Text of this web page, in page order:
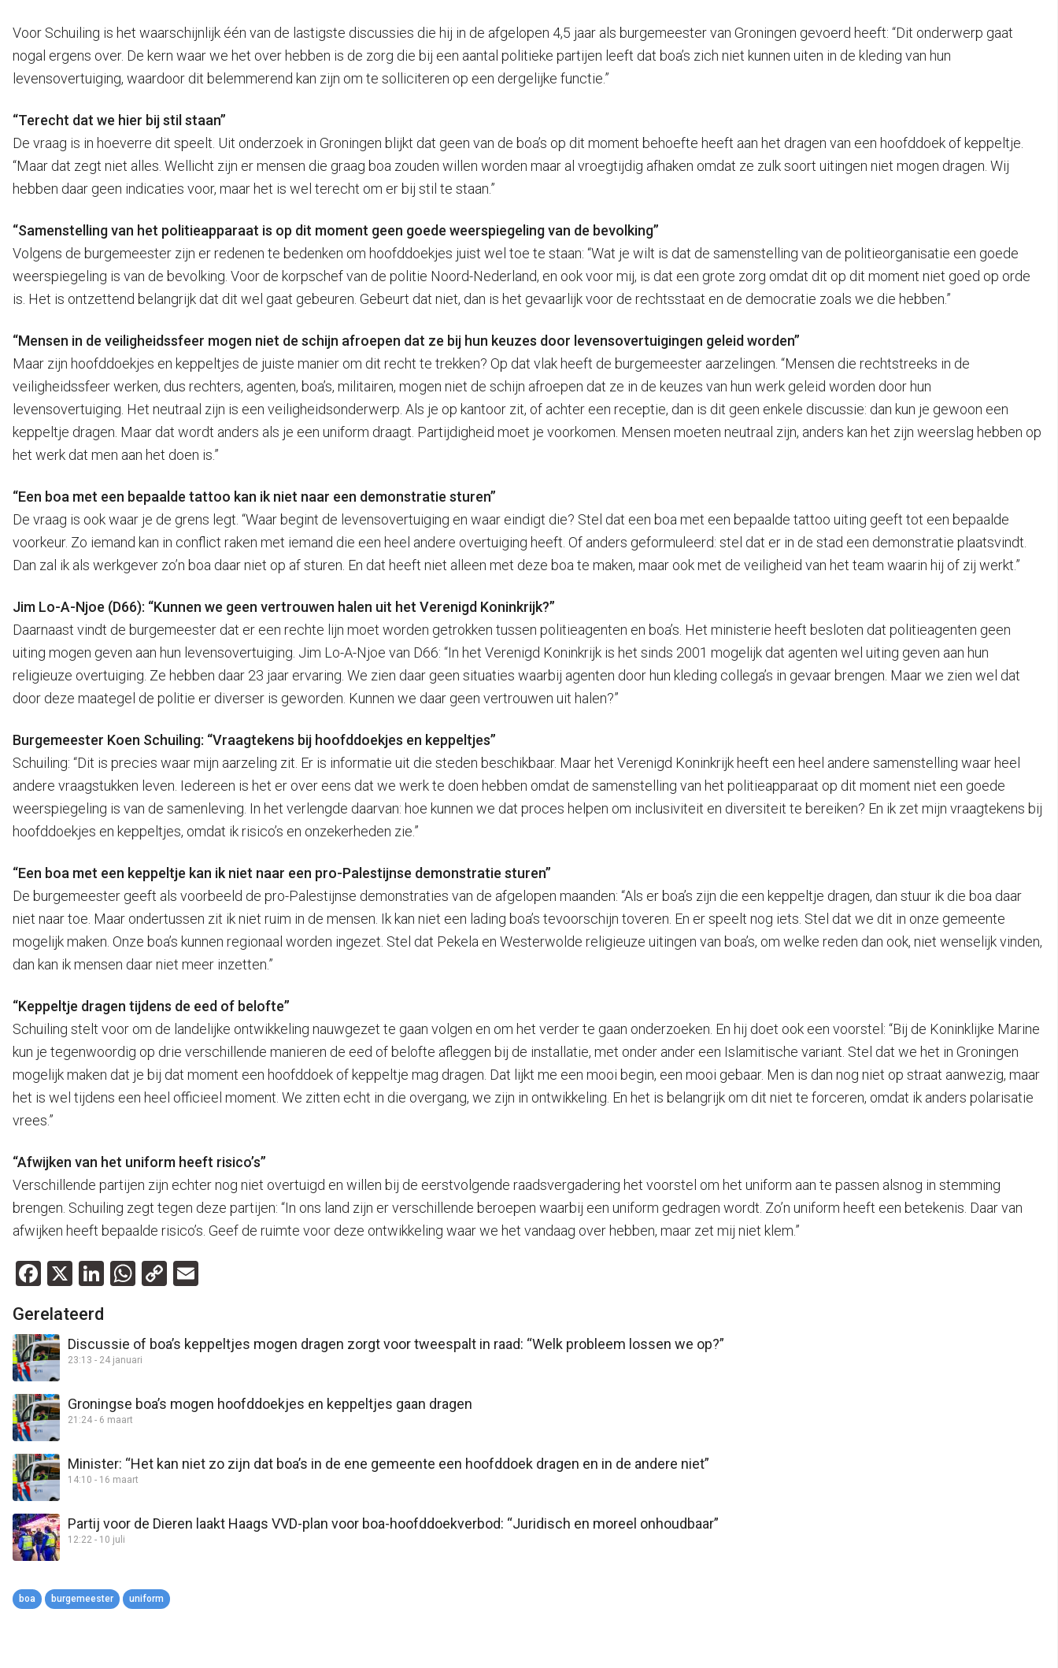
Voor Schuiling is het waarschijnlijk één van de lastigste discussies die hij in de afgelopen 4,5 jaar als burgemeester van Groningen gevoerd heeft: “Dit onderwerp gaat
nogal ergens over. De kern waar we het over hebben is de zorg die bij een aantal politieke partijen leeft dat boa’s zich niet kunnen uiten in de kleding van hun
levensovertuiging, waardoor dit belemmerend kan zijn om te solliciteren op een dergelijke functie.”
“Terecht dat we hier bij stil staan”
De vraag is in hoeverre dit speelt. Uit onderzoek in Groningen blijkt dat geen van de boa’s op dit moment behoefte heeft aan het dragen van een hoofddoek of keppeltje.
“Maar dat zegt niet alles. Wellicht zijn er mensen die graag boa zouden willen worden maar al vroegtijdig afhaken omdat ze zulk soort uitingen niet mogen dragen. Wij
hebben daar geen indicaties voor, maar het is wel terecht om er bij stil te staan.”
“Samenstelling van het politieapparaat is op dit moment geen goede weerspiegeling van de bevolking”
Volgens de burgemeester zijn er redenen te bedenken om hoofddoekjes juist wel toe te staan: “Wat je wilt is dat de samenstelling van de politieorganisatie een goede
weerspiegeling is van de bevolking. Voor de korpschef van de politie Noord-Nederland, en ook voor mij, is dat een grote zorg omdat dit op dit moment niet goed op orde
is. Het is ontzettend belangrijk dat dit wel gaat gebeuren. Gebeurt dat niet, dan is het gevaarlijk voor de rechtsstaat en de democratie zoals we die hebben.”
“Mensen in de veiligheidssfeer mogen niet de schijn afroepen dat ze bij hun keuzes door levensovertuigingen geleid worden”
Maar zijn hoofddoekjes en keppeltjes de juiste manier om dit recht te trekken? Op dat vlak heeft de burgemeester aarzelingen. “Mensen die rechtstreeks in de
veiligheidssfeer werken, dus rechters, agenten, boa’s, militairen, mogen niet de schijn afroepen dat ze in de keuzes van hun werk geleid worden door hun
levensovertuiging. Het neutraal zijn is een veiligheidsonderwerp. Als je op kantoor zit, of achter een receptie, dan is dit geen enkele discussie: dan kun je gewoon een
keppeltje dragen. Maar dat wordt anders als je een uniform draagt. Partijdigheid moet je voorkomen. Mensen moeten neutraal zijn, anders kan het zijn weerslag hebben op
het werk dat men aan het doen is.”
“Een boa met een bepaalde tattoo kan ik niet naar een demonstratie sturen”
De vraag is ook waar je de grens legt. “Waar begint de levensovertuiging en waar eindigt die? Stel dat een boa met een bepaalde tattoo uiting geeft tot een bepaalde
voorkeur. Zo iemand kan in conflict raken met iemand die een heel andere overtuiging heeft. Of anders geformuleerd: stel dat er in de stad een demonstratie plaatsvindt.
Dan zal ik als werkgever zo’n boa daar niet op af sturen. En dat heeft niet alleen met deze boa te maken, maar ook met de veiligheid van het team waarin hij of zij werkt.”
Jim Lo-A-Njoe (D66): “Kunnen we geen vertrouwen halen uit het Verenigd Koninkrijk?”
Daarnaast vindt de burgemeester dat er een rechte lijn moet worden getrokken tussen politieagenten en boa’s. Het ministerie heeft besloten dat politieagenten geen
uiting mogen geven aan hun levensovertuiging. Jim Lo-A-Njoe van D66: “In het Verenigd Koninkrijk is het sinds 2001 mogelijk dat agenten wel uiting geven aan hun
religieuze overtuiging. Ze hebben daar 23 jaar ervaring. We zien daar geen situaties waarbij agenten door hun kleding collega’s in gevaar brengen. Maar we zien wel dat
door deze maategel de politie er diverser is geworden. Kunnen we daar geen vertrouwen uit halen?”
Burgemeester Koen Schuiling: “Vraagtekens bij hoofddoekjes en keppeltjes”
Schuiling: “Dit is precies waar mijn aarzeling zit. Er is informatie uit die steden beschikbaar. Maar het Verenigd Koninkrijk heeft een heel andere samenstelling waar heel
andere vraagstukken leven. Iedereen is het er over eens dat we werk te doen hebben omdat de samenstelling van het politieapparaat op dit moment niet een goede
weerspiegeling is van de samenleving. In het verlengde daarvan: hoe kunnen we dat proces helpen om inclusiviteit en diversiteit te bereiken? En ik zet mijn vraagtekens bij
hoofddoekjes en keppeltjes, omdat ik risico’s en onzekerheden zie.”
“Een boa met een keppeltje kan ik niet naar een pro-Palestijnse demonstratie sturen”
De burgemeester geeft als voorbeeld de pro-Palestijnse demonstraties van de afgelopen maanden: “Als er boa’s zijn die een keppeltje dragen, dan stuur ik die boa daar
niet naar toe. Maar ondertussen zit ik niet ruim in de mensen. Ik kan niet een lading boa’s tevoorschijn toveren. En er speelt nog iets. Stel dat we dit in onze gemeente
mogelijk maken. Onze boa’s kunnen regionaal worden ingezet. Stel dat Pekela en Westerwolde religieuze uitingen van boa’s, om welke reden dan ook, niet wenselijk vinden,
dan kan ik mensen daar niet meer inzetten.”
“Keppeltje dragen tijdens de eed of belofte”
Schuiling stelt voor om de landelijke ontwikkeling nauwgezet te gaan volgen en om het verder te gaan onderzoeken. En hij doet ook een voorstel: “Bij de Koninklijke Marine
kun je tegenwoordig op drie verschillende manieren de eed of belofte afleggen bij de installatie, met onder ander een Islamitische variant. Stel dat we het in Groningen
mogelijk maken dat je bij dat moment een hoofddoek of keppeltje mag dragen. Dat lijkt me een mooi begin, een mooi gebaar. Men is dan nog niet op straat aanwezig, maar
het is wel tijdens een heel officieel moment. We zitten echt in die overgang, we zijn in ontwikkeling. En het is belangrijk om dit niet te forceren, omdat ik anders polarisatie
vrees.”
“Afwijken van het uniform heeft risico’s”
Verschillende partijen zijn echter nog niet overtuigd en willen bij de eerstvolgende raadsvergadering het voorstel om het uniform aan te passen alsnog in stemming
brengen. Schuiling zegt tegen deze partijen: “In ons land zijn er verschillende beroepen waarbij een uniform gedragen wordt. Zo’n uniform heeft een betekenis. Daar van
afwijken heeft bepaalde risico’s. Geef de ruimte voor deze ontwikkeling waar we het vandaag over hebben, maar zet mij niet klem.”
Facebook
X LinkedIn
WhatsApp
Copy
Gerelateerd
Discussie of boa’s keppeltjes mogen dragen zorgt voor tweespalt in raad: “Welk probleem lossen we op?”
23:13 - 24 januari
Groningse boa’s mogen hoofddoekjes en keppeltjes gaan dragen
21:24 - 6 maart
Minister: “Het kan niet zo zijn dat boa’s in de ene gemeente een hoofddoek dragen en in de andere niet”
14:10 - 16 maart
Partij voor de Dieren laakt Haags VVD-plan voor boa-hoofddoekverbod: “Juridisch en moreel onhoudbaar”
12:22 - 10 juli
boa burgemeester uniform